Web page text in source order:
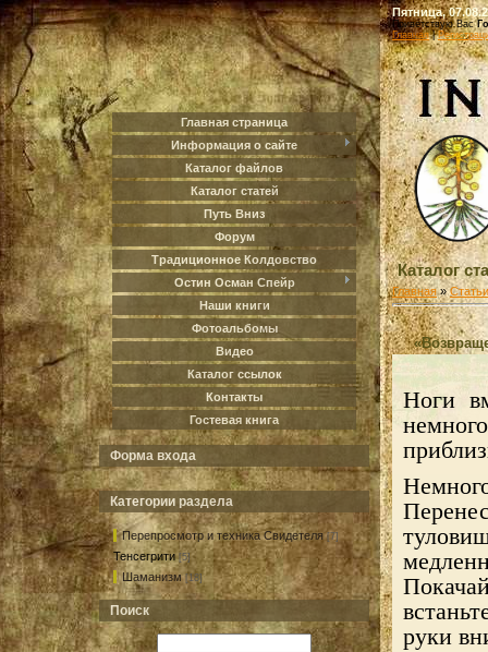
Главная страница
Информация о сайте
Каталог файлов
Каталог статей
Путь Вниз
Форум
Традиционное Колдовство
Остин Осман Спейр
Наши книги
Фотоальбомы
Видео
Каталог ссылок
Контакты
Гостевая книга
Форма входа
Категории раздела
Перепросмотр и техника Свидетеля [7]
Тенсегрити [5]
Шаманизм [18]
Поиск
Пятница,
Приветствую Вас
Главная|
Каталог
Главная»Статьи
Ноги
руки